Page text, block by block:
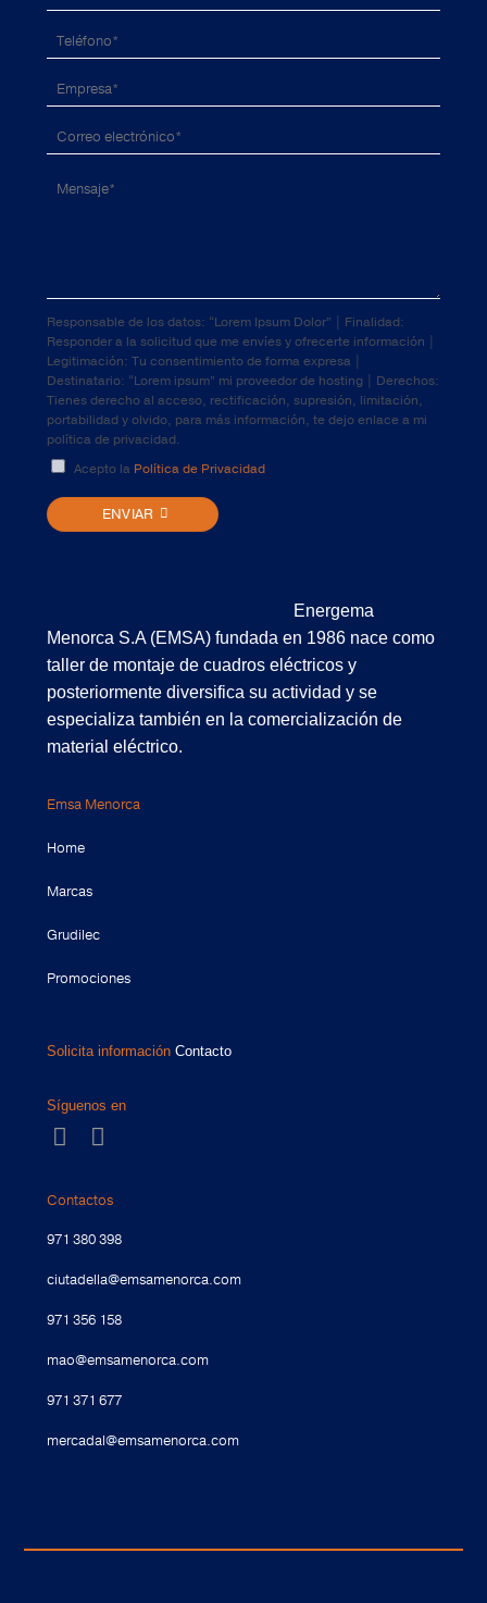
Responsable de los datos: “Lorem Ipsum Dolor” | Finalidad:
Responder a la solicitud que me envíes y ofrecerte información |
Legitimación: Tu consentimiento de forma expresa |
Destinatario: “Lorem ipsum” mi proveedor de hosting | Derechos:
Tienes derecho al acceso, rectificación, supresión, limitación,
portabilidad y olvido, para más información, te dejo enlace a mi
política de privacidad.
Acepto la Política de Privacidad
ENVIAR
Energema
Menorca S.A (EMSA) fundada en 1986 nace como
taller de montaje de cuadros eléctricos y
posteriormente diversifica su actividad y se
especializa también en la comercialización de
material eléctrico.
Emsa Menorca
Home
Marcas
Grudilec
Promociones
Solicita información Contacto
Síguenos en
Contactos
971 380 398
ciutadella@emsamenorca.com
971 356 158
mao@emsamenorca.com
971 371 677
mercadal@emsamenorca.com